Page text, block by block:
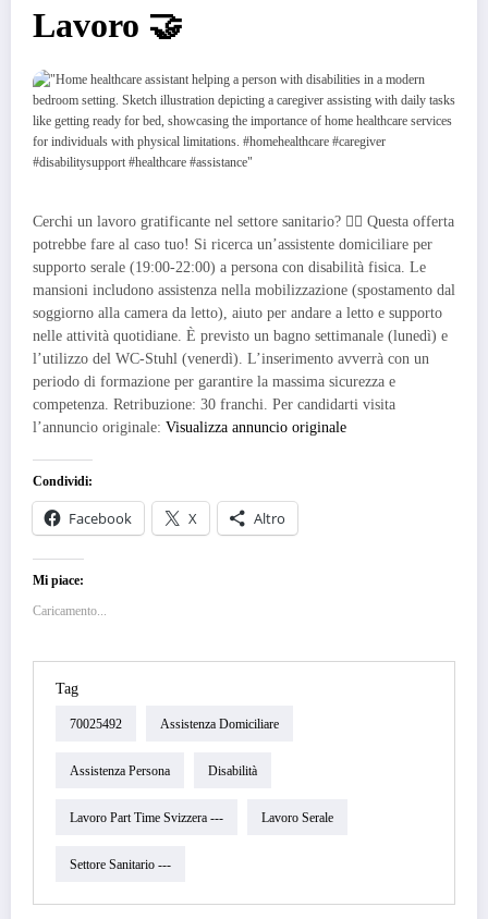
Lavoro 🤝
Cerchi un lavoro gratificante nel settore sanitario? 🧑‍⚕️ Questa offerta
potrebbe fare al caso tuo! Si ricerca un’assistente domiciliare per
supporto serale (19:00-22:00) a persona con disabilità fisica. Le
mansioni includono assistenza nella mobilizzazione (spostamento dal
soggiorno alla camera da letto), aiuto per andare a letto e supporto
nelle attività quotidiane. È previsto un bagno settimanale (lunedì) e
l’utilizzo del WC-Stuhl (venerdì). L’inserimento avverrà con un
periodo di formazione per garantire la massima sicurezza e
competenza. Retribuzione: 30 franchi. Per candidarti visita
l’annuncio originale: Visualizza annuncio originale
Condividi:
Facebook X Altro
Mi piace:
Caricamento...
Tag
70025492 Assistenza Domiciliare
Assistenza Persona Disabilità
Lavoro Part Time Svizzera --- Lavoro Serale
Settore Sanitario ---